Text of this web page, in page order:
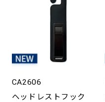
CA2606
ヘッドレストフック